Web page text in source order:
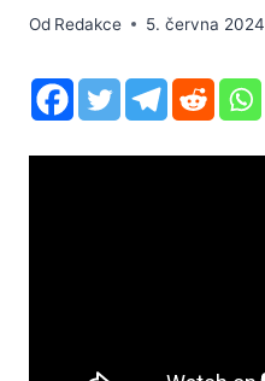
Od Redakce 5. června 2024